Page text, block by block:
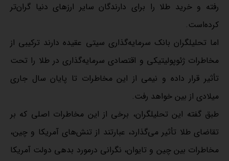
رفته و خرید طلا را برای دارندگان سایر ارزهای دنیا گران‌تر
کرده‌است.
اما تحلیلگران بانک سرمایه‌گذاری سیتی عقیده دارند ترکیبی از
مخاطرات ژئوپولیتیکی و اقتصادی سرمایه‌گذاری در طلا را تحت
تأثیر قرار داده و نیمی از این مخاطرات تا پایان سال جاری
میلادی از بین خواهد رفت.
طبق گفته این تحلیلگران، برخی از این مخاطرات اصلی که بر
تقاضای طلا تأثیر می‌گذارد، عبارتند از تنش‌های آمریکا و چین،
مخاطرات بین چین و تایوان، نگرانی درمورد بدهی دولت آمریکا